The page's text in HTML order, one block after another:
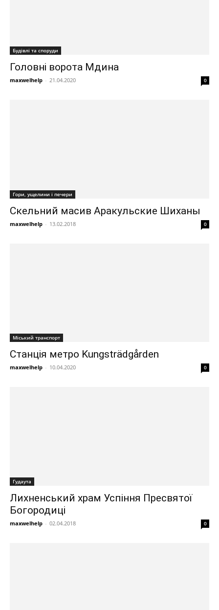
Будівлі та споруди
Головні ворота Мдина
maxwelhelp - 21.04.2020 0
Гори, ущелини і печери
Скельний масив Аракульские Шиханы
maxwelhelp - 13.02.2018 0
Міський транспорт
Станція метро Kungsträdgården
maxwelhelp - 10.04.2020 0
Гудаута
Лихненський храм Успіння Пресвятої
Богородиці
maxwelhelp - 02.04.2018 0